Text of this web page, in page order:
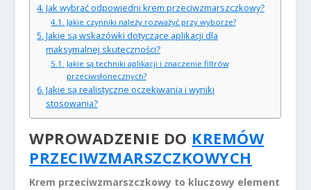
Jak wybrać odpowiedni krem przeciwzmarszczkowy?
Jakie czynniki należy rozważyć przy wyborze?
Jakie są wskazówki dotyczące aplikacji dla
maksymalnej skuteczności?
Jakie są techniki aplikacji i znaczenie filtrów
przeciwsłonecznych?
Jakie są realistyczne oczekiwania i wyniki
stosowania?
WPROWADZENIE DO KREMÓW
PRZECIWZMARSZCZKOWYCH
Krem przeciwzmarszczkowy to kluczowy element